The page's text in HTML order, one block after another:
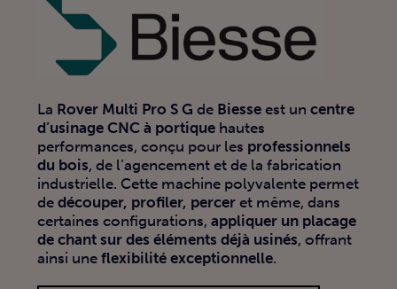
La Rover Multi Pro S G de Biesseest un centre
d’usinage CNC à portique hautes
performances, conçu pour les professionnels
du bois, de l’agencement et de la fabrication
industrielle. Cette machine polyvalente permet
dedécouper, profiler, perceret même, dans
certaines configurations, appliquer un placage
de chant sur des éléments déjà usinés, offrant
ainsi uneflexibilité exceptionnelle.